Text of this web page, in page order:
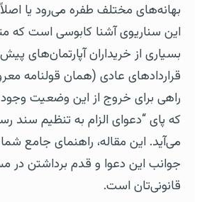
بهانه‌های مختلف طفره می‌رود یا
این سناریوی آشنا کابوسی است که
بسیاری از خریداران آپارتمان‌های
قراردادهای عادی (همان قولنامه
راهی برای خروج از این وضعیت وجود
که پای “دعوای الزام به تنظیم سند
می‌آید. این مقاله، راهنمای جامع
جوانب این دعوا و قدم برداشتن در
قانونی‌تان است.